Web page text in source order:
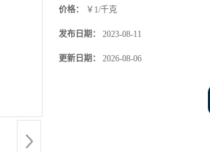
价格： ￥1/千克
发布日期： 2023-08-11
更新日期： 2026-08-06